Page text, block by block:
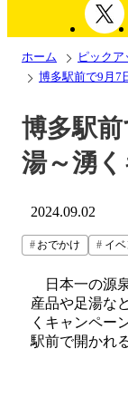
ホーム
ピックア
博多駅前で9月7
博多駅
湯～湧く
2024.09.02
おでかけ イベ
日本一の源
産品や足湯な
くキャンペー
駅前で開かれる